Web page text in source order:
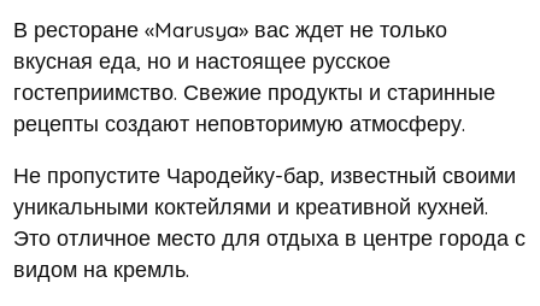
В ресторане «Marusya» вас ждет не только
вкусная еда, но и настоящее русское
гостеприимство. Свежие продукты и старинные
рецепты создают неповторимую атмосферу.
Не пропустите Чародейку-бар, известный своими
уникальными коктейлями и креативной кухней.
Это отличное место для отдыха в центре города с
видом на кремль.